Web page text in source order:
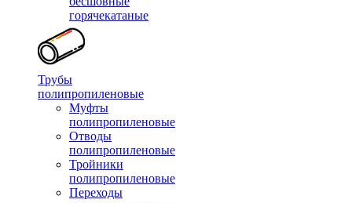
горячекатаные
Трубы
полипропиленовые
Муфты
полипропиленовые
Отводы
полипропиленовые
Тройники
полипропиленовые
Переходы